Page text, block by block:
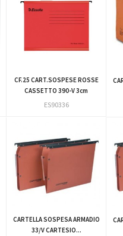
CF.25 CART.SOSPESE ROSSE
CASSETTO 390-V 3cm
ES90336
CARTELLA SOSPESA ARMADIO
33/V CARTESIO...